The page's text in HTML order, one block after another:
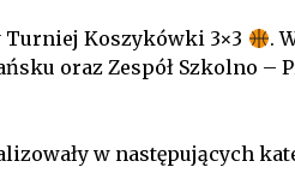
Turniej Koszykówki 3×3
.
oraz Zespół Szkolno –
w następujących